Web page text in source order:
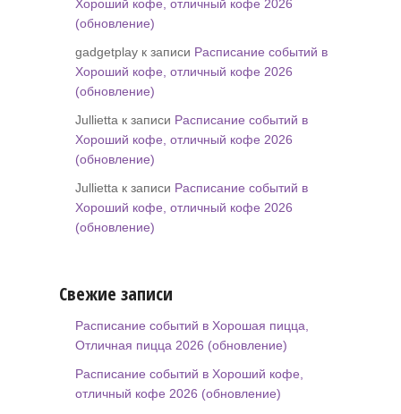
Хороший кофе, отличный кофе 2026
(обновление)
gadgetplay к записи Расписание событий в
Хороший кофе, отличный кофе 2026
(обновление)
Jullietta к записи Расписание событий в
Хороший кофе, отличный кофе 2026
(обновление)
Jullietta к записи Расписание событий в
Хороший кофе, отличный кофе 2026
(обновление)
Свежие записи
Расписание событий в Хорошая пицца,
Отличная пицца 2026 (обновление)
Расписание событий в Хороший кофе,
отличный кофе 2026 (обновление)